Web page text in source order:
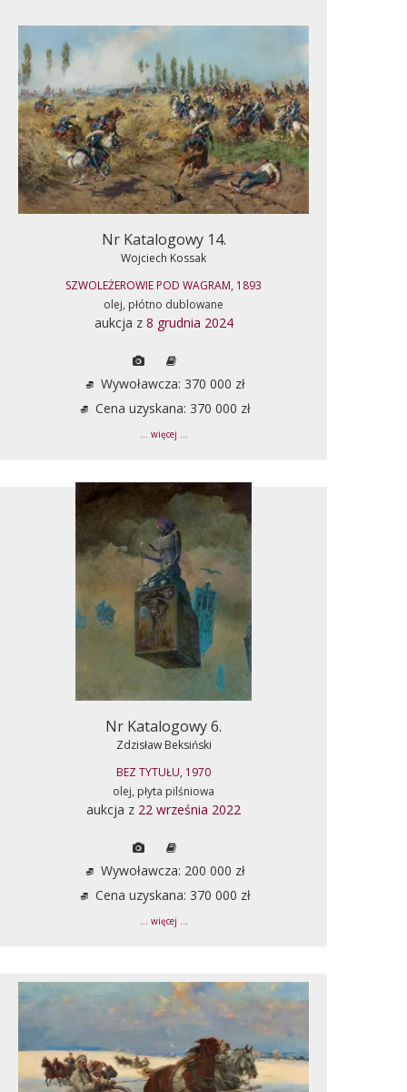
Nr Katalogowy 14.
Wojciech Kossak
SZWOLEŻEROWIE POD WAGRAM, 1893
olej, płótno dublowane
aukcja z 8 grudnia 2024
Wywoławcza: 370 000 zł
Cena uzyskana: 370 000 zł
... więcej ...
Nr Katalogowy 6.
Zdzisław Beksiński
BEZ TYTUŁU, 1970
olej, płyta pilśniowa
aukcja z 22 września 2022
Wywoławcza: 200 000 zł
Cena uzyskana: 370 000 zł
... więcej ...